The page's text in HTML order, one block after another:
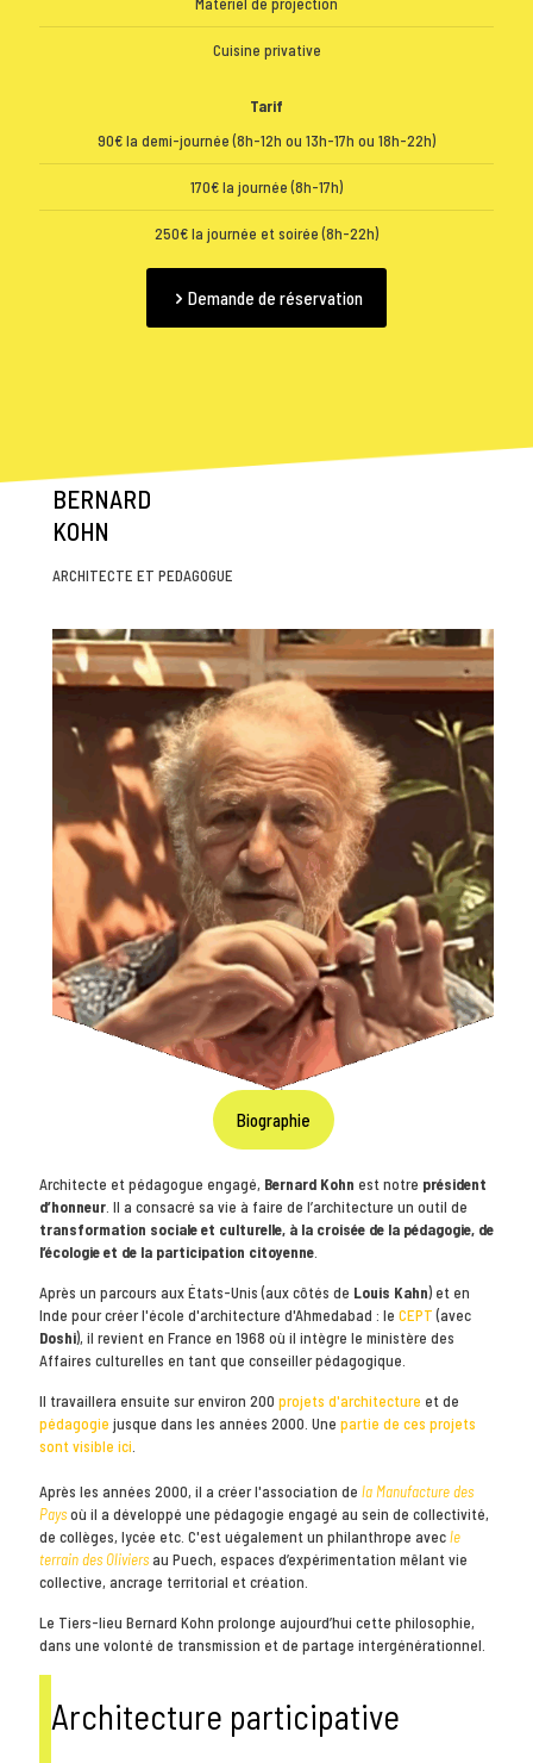
Matériel de projection
Cuisine privative
Tarif
90€ la demi-journée (8h-12h ou 13h-17h ou 18h-22h)
170€ la journée (8h-17h)
250€ la journée et soirée (8h-22h)
Demande de réservation
BERNARD
KOHN
ARCHITECTE ET PEDAGOGUE
Biographie
Architecte et pédagogue engagé, Bernard Kohn est notre président
d’honneur . Il a consacré sa vie à faire de l’architecture un outil de
transformation sociale et culturelle, à la croisée de la pédagogie, de
l’écologie et de la participation citoyenne
Après un parcours aux États-Unis (aux côtés de Louis Kahn) et en
Inde pour créer l'école d'architecture d'Ahmedabad : le CEPT(avec
Doshi), il revient en France en 1968 où il intègre le ministère des
Affaires culturelles en tant que conseiller pédagogique.
Il travaillera ensuite sur environ 200 projets d'architecture et de
pédagogie jusque dans les années 2000. Une partie de ces projets
sont visible ici
Après les années 2000, il a créer l'association de la Manufacture des
Paysoù il a développé une pédagogie engagé au sein de collectivité,
de collèges, lycée etc. C'est uégalement un philanthrope avecle
terrain des Oliviersau Puech, espaces d’expérimentation mêlant vie
collective, ancrage territorial et création.
Le Tiers-lieu Bernard Kohn prolonge aujourd’hui cette philosophie,
dans une volonté de transmission et de partage intergénérationnel.
Architecture participative